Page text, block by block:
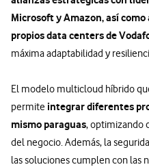
Microsoft y Amazon, así
propios data centers de
máxima adaptabilidad y
El modelo multicloud híbrido
permite integrar diferentes
mismo paraguas, optimizando
del negocio. Además, la
las soluciones cumplen con las